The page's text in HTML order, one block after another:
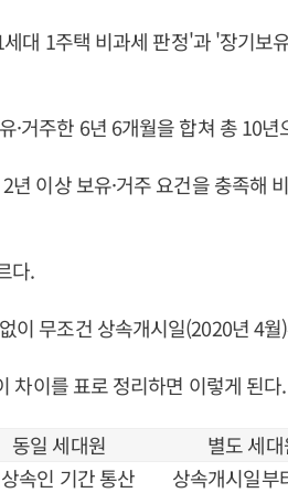
대 1주택 비과세 판정'과 '장기보
·거주한 6년 6개월을 합쳐 총 10
이상 보유·거주 요건을 충족해
다.
이 무조건 상속개시일(2020년 4
차이를 표로 정리하면 이렇게 된다.
동일 세대원
별도 세대
속인 기간 통산
상속개시일부